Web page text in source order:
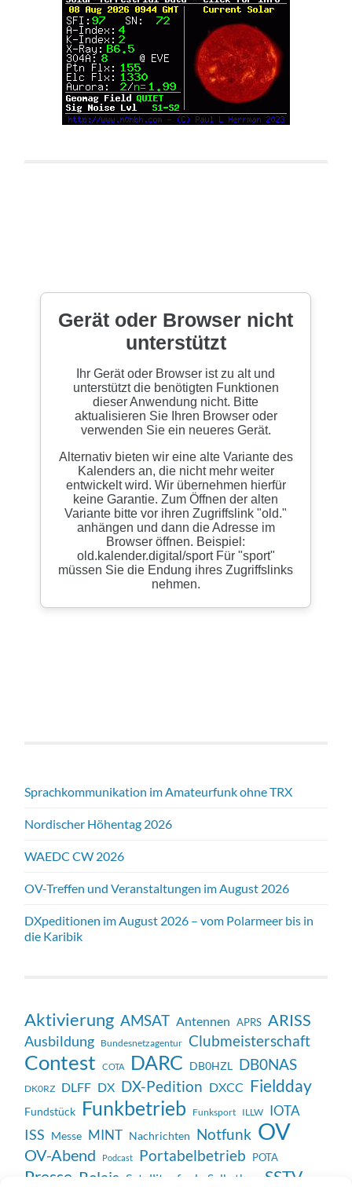
Sprachkommunikation im Amateurfunk ohne TRX
Nordischer Höhentag 2026
WAEDC CW 2026
OV-Treffen und Veranstaltungen im August 2026
DXpeditionen im August 2026 – vom Polarmeer bis in
die Karibik
Aktivierung AMSAT Antennen APRS ARISS
Ausbildung Bundesnetzagentur Clubmeisterschaft
Contest COTA DARC DB0HZL DB0NAS
DK0RZ DLFF DX DX-Pedition DXCC Fieldday
Fundstück Funkbetrieb Funksport ILLW IOTA
ISS Messe MINT Nachrichten Notfunk OV
OV-Abend Podcast Portabelbetrieb POTA
Presse Relais Satellitenfunk Selbstbau SSTV